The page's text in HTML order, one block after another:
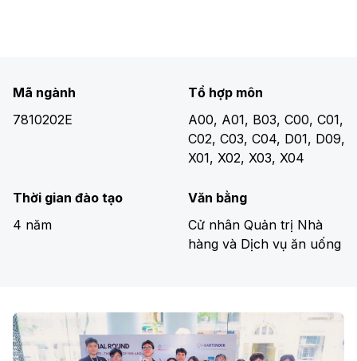
Mã ngành
7810202E
Tổ hợp môn
A00, A01, B03, C00, C01,
C02, C03, C04, D01, D09,
X01, X02, X03, X04
Thời gian đào tạo
4 năm
Văn bằng
Cử nhân Quản trị Nhà
hàng và Dịch vụ ăn uống